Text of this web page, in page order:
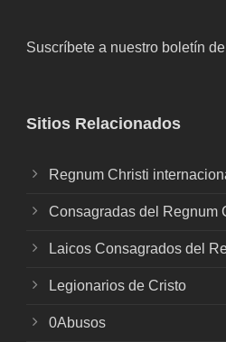
Suscríbete a nuestro boletín
Sitios Relacionados
Regnum Christi
Consagradas del Regnum
Laicos Consagrados del
Legionarios de Cristo
0Abusos